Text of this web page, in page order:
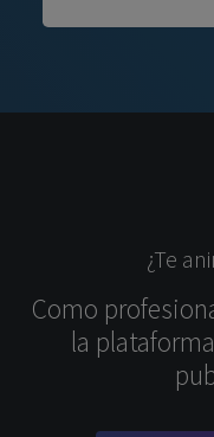
¿Te
Como
la